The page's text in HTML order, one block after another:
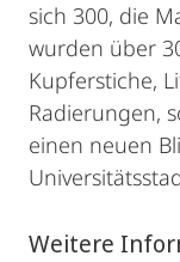
sich 300, die
wurden über
Kupferstiche,
Radierungen,
einen neuen
Weitere